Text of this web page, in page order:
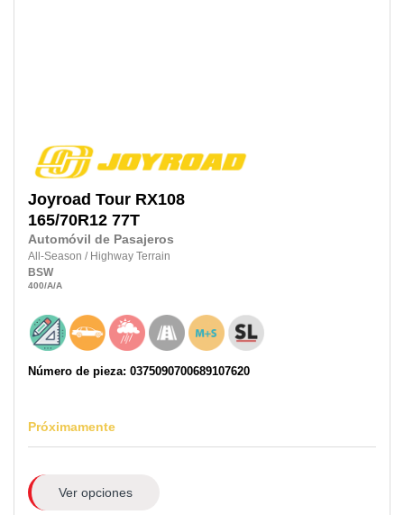
Joyroad Tour RX108
165/70R12 77T
Automóvil de Pasajeros
All-Season / Highway Terrain
BSW
400/A/A
Número de pieza: 0375090700689107620
Próximamente
Ver opciones